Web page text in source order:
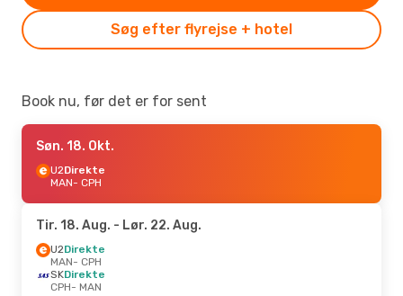
Søg efter flyrejse + hotel
Book nu, før det er for sent
Søn. 18. Okt.
U2Direkte
MAN- CPH
Tir. 18. Aug. - Lør. 22. Aug.
U2Direkte
MAN- CPH
SKDirekte
CPH- MAN